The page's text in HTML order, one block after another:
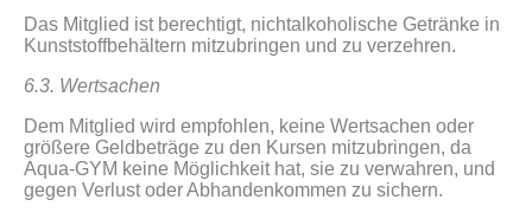
Das Mitglied ist berechtigt, nichtalkoholische Getränke in
Kunststoffbehältern mitzubringen und zu verzehren.
6.3. Wertsachen
Dem Mitglied wird empfohlen, keine Wertsachen oder
größere Geldbeträge zu den Kursen mitzubringen, da
Aqua-GYM keine Möglichkeit hat, sie zu verwahren, und
gegen Verlust oder Abhandenkommen zu sichern.